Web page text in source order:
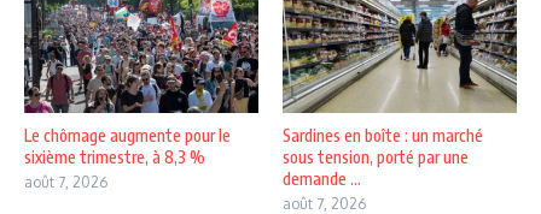
Le chômage augmente pour le
sixième trimestre, à 8,3 %
août 7, 2026
Sardines en boîte : un marché
sous tension, porté par une
demande ...
août 7, 2026